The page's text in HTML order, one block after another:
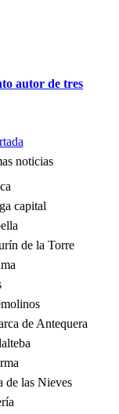
autor de tres
noticias
capital
de la Torre
de Antequera
de las Nieves